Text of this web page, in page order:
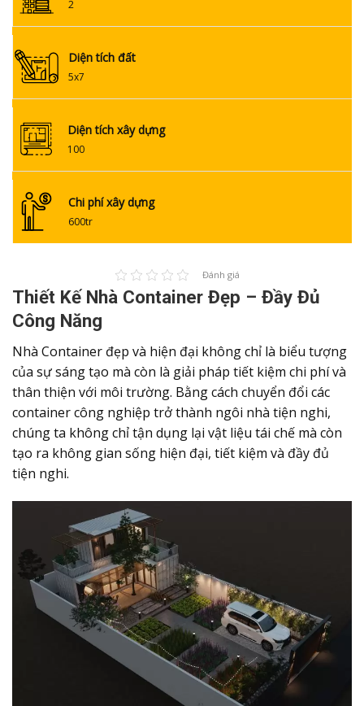
2
Diện tích đất
5x7
Diện tích xây dựng
100
Chi phí xây dựng
600tr
Đánh giá
Thiết Kế Nhà Container Đẹp – Đầy Đủ
Công Năng
Nhà Container đẹp và hiện đại không chỉ là biểu tượng
của sự sáng tạo mà còn là giải pháp tiết kiệm chi phí và
thân thiện với môi trường. Bằng cách chuyển đổi các
container công nghiệp trở thành ngôi nhà tiện nghi,
chúng ta không chỉ tận dụng lại vật liệu tái chế mà còn
tạo ra không gian sống hiện đại, tiết kiệm và đầy đủ
tiện nghi.